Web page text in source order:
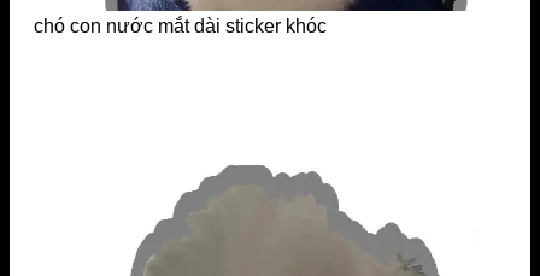
chó con nước mắt dài sticker khóc